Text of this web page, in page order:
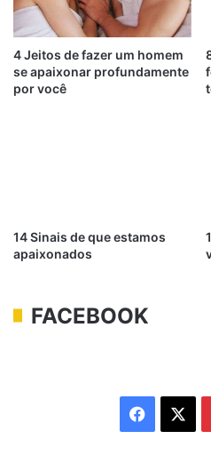
4 Jeitos de fazer um homem
se apaixonar profundamente
por você
14 Sinais de que estamos
apaixonados
FACEBOOK